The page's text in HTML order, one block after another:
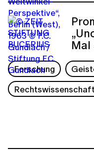
Forschung